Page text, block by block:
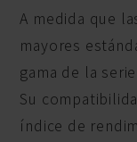
A medida que
mayores
gama de la
Su
índice de